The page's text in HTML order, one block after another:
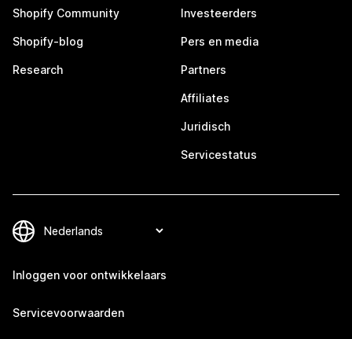
Shopify Community
Shopify-blog
Research
Investeerders
Pers en media
Partners
Affiliates
Juridisch
Servicestatus
Inloggen voor ontwikkelaars
Servicevoorwaarden